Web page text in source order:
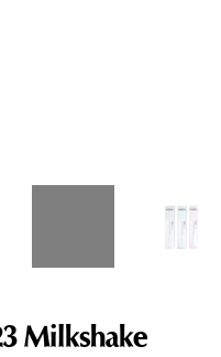
Milkshake